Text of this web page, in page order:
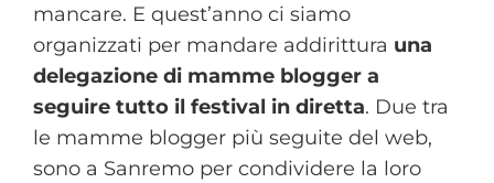
mancare. E quest’anno ci siamo
organizzati per mandare addirittura una
delegazione di mamme blogger a
seguire tutto il festival in diretta. Due tra
le mamme blogger più seguite del web,
sono a Sanremo per condividere la loro